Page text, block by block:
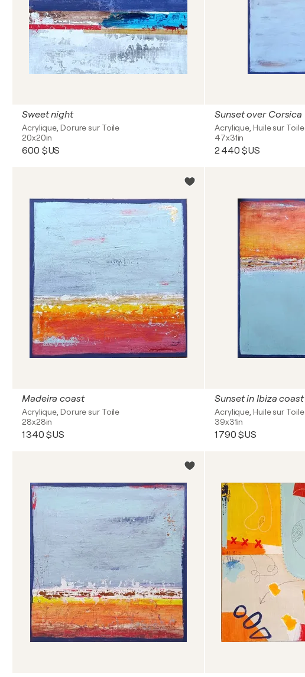
Sweet night
Acrylique, Dorure sur Toile
20x20in
600 $US
Sunset over Corsica
Acrylique, Huile sur Toile
47x31in
2 440 $US
Madeira coast
Acrylique, Dorure sur Toile
28x28in
1 340 $US
Sunset in Ibiza coast
Acrylique, Huile sur Toile
39x31in
1 790 $US